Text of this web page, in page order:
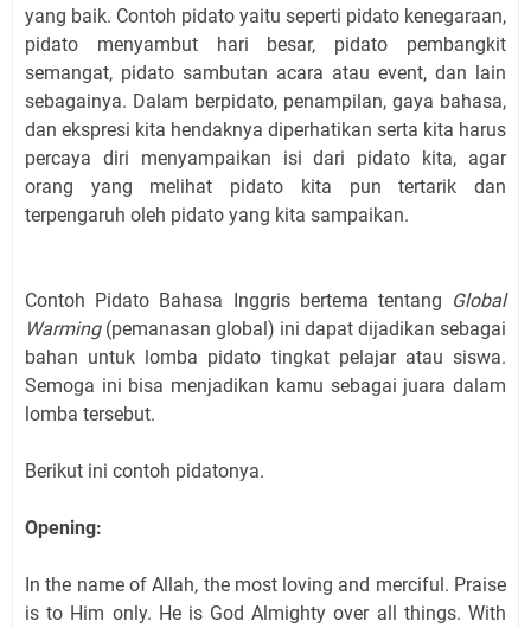
yang baik. Contoh pidato yaitu seperti pidato kenegaraan,
pidato menyambut hari besar, pidato pembangkit
semangat, pidato sambutan acara atau event, dan lain
sebagainya. Dalam berpidato, penampilan, gaya bahasa,
dan ekspresi kita hendaknya diperhatikan serta kita harus
percaya diri menyampaikan isi dari pidato kita, agar
orang yang melihat pidato kita pun tertarik dan
terpengaruh oleh pidato yang kita sampaikan.
Contoh Pidato Bahasa Inggris bertema tentang Global
Warming(pemanasan global) ini dapat dijadikan sebagai
bahan untuk lomba pidato tingkat pelajar atau siswa.
Semoga ini bisa menjadikan kamu sebagai juara dalam
lomba tersebut.
Berikut ini contoh pidatonya.
Opening:
In the name of Allah, the most loving and merciful. Praise
is to Him only. He is God Almighty over all things. With